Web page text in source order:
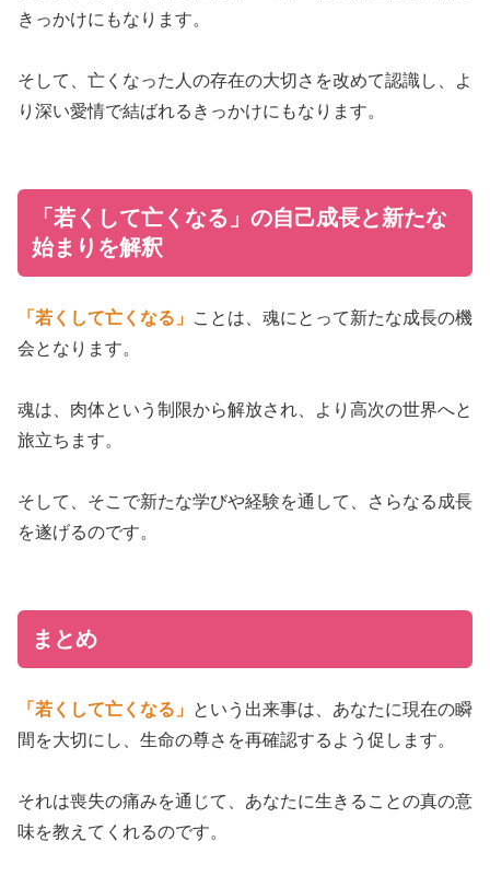
きっかけにもなります。
そして、亡くなった人の存在の大切さを改めて認識し、よ
り深い愛情で結ばれるきっかけにもなります。
「若くして亡くなる」の自己成長と新たな
始まりを解釈
「若くして亡くなる」 ことは、魂にとって新たな成長の機
会となります。
魂は、肉体という制限から解放され、より高次の世界へと
旅立ちます。
そして、そこで新たな学びや経験を通して、さらなる成長
を遂げるのです。
まとめ
「若くして亡くなる」 という出来事は、あなたに現在の瞬
間を大切にし、生命の尊さを再確認するよう促します。
それは喪失の痛みを通じて、あなたに生きることの真の意
味を教えてくれるのです。